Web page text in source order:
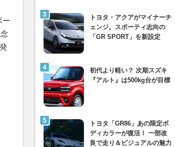
ー
トヨタ・アクアがマイナーチ
ェンジ。スポーティ志向の
「GR SPORT」を新設定
初代より軽い？ 次期スズキ
『アルト』は500kg台が目標
トヨタ「GR86」あの限定ボ
ディカラーが復活！ 一部改
良で走り＆ビジュアルの魅力